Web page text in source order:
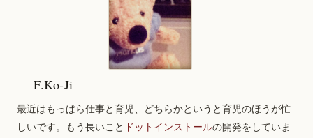
F.Ko-Ji
最近はもっぱら仕事と育児、どちらかというと育児のほうが忙
しいです。もう長いこと ドットインストールの開発をしていま